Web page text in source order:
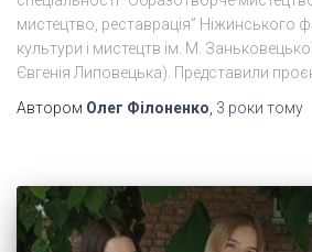
мистецтво, реставрація” Ніжинського
культури і мистецтв ім. М.
Євгенія Липовецька). Представили
Автором Олег Філоненко 3 роки тому